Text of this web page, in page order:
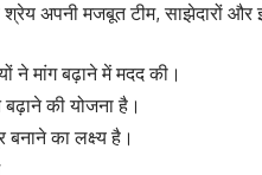
अपनी मजबूत टीम, साझेदारों और
ने मांग बढ़ाने में मदद की।
की योजना है।
बनाने का लक्ष्य है।